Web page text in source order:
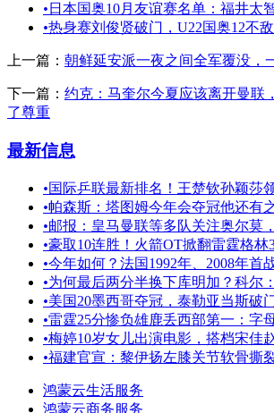
• 日本国奥10月友谊赛名单：福井太
•热身赛刘俊贤破门，U22国奥12不
上一篇： 朝鲜延安派一夜之间全军覆没，
下一篇： 约克：马奎尔今夏应该离开曼联
了尊重
最新信息
•国际乒联最新排名！王楚钦孙颖莎
•帕森斯：塔图姆今年会夺冠他还有
•邮报：皇马曼联等多队关注奥尔莫
•豪取10连胜！火箭OT掀翻雷霆格林
•今年如何？法国1992年、2008年首
•为何最后两分半换下库明加？科尔
•美国20墨西哥夺冠，泰勒亚当斯破
•雷霆25分惨负雄鹿丢西部第一：字
•梅婷10岁女儿出演电影，搭档宋佳
•福建官宣：黎伊扬左膝关节软骨撕
鸿蒙云生活服务
鸿蒙云商务服务